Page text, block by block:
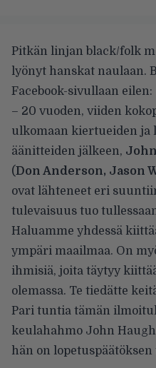
Pitkän linjan black/folk
lyönyt hanskat naulaan.
Facebook-sivullaan eilen:
– 20 vuoden, viiden
ulkomaan kiertueiden ja
äänitteiden jälkeen,
(Don Anderson, Jason
ovat lähteneet eri
tulevaisuus tuo
Haluamme yhdessä
ympäri maailmaa. On
ihmisiä, joita täytyy
olemassa. Te tiedätte
Pari tuntia tämän
keulahahmo John
hän on lopetuspäätöksen